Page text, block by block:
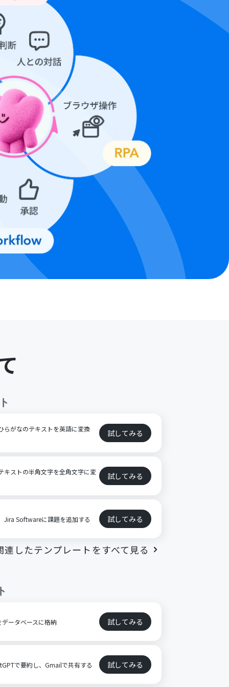
がなのテキストを英語に変換 試してみる
ストの半角文字を全角文字に変 試してみる
Jira Softwareに課題を追加する 試してみる
連したテンプレートをすべて見る
ータベースに格納 試してみる
で要約し、Gmailで共有する 試してみる